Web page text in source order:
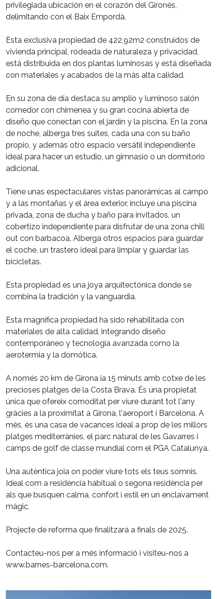
privilegiada ubicación en el corazón del Gironès,
delimitando con el Baix Empordà.
Esta exclusiva propiedad de 422,92m2 construidos de
vivienda principal, rodeada de naturaleza y privacidad,
está distribuida en dos plantas luminosas y está diseñada
con materiales y acabados de la más alta calidad.
En su zona de día destaca su amplio y luminoso salón
comedor con chimenea y su gran cocina abierta de
diseño que conectan con el jardín y la piscina. En la zona
de noche, alberga tres suites, cada una con su baño
propio, y además otro espacio versátil independiente
ideal para hacer un estudio, un gimnasio o un dormitorio
adicional.
Tiene unas espectaculares vistas panorámicas al campo
y a las montañas y el área exterior, incluye una piscina
privada, zona de ducha y baño para invitados, un
cobertizo independiente para disfrutar de una zona chill
out con barbacoa. Alberga otros espacios para guardar
el coche, un trastero ideal para limpiar y guardar las
bicicletas.
Esta propiedad es una joya arquitectónica donde se
combina la tradición y la vanguardia.
Esta magnífica propiedad ha sido rehabilitada con
materiales de alta calidad, integrando diseño
contemporáneo y tecnologia avanzada como la
aerotermia y la domótica.
A només 20 km de Girona ia 15 minuts amb cotxe de les
precioses platges de la Costa Brava. És una propietat
única que ofereix comoditat per viure durant tot l'any
gràcies a la proximitat a Girona, l'aeroport i Barcelona. A
més, és una casa de vacances ideal a prop de les millors
platges mediterrànies, el parc natural de les Gavarres i
camps de golf de classe mundial com el PGA Catalunya.
Una autèntica joia on poder viure tots els teus somnis.
Ideal com a residència habitual o segona residència per
als que busquen calma, confort i estil en un enclavament
màgic.
Projecte de reforma que finalitzarà a finals de 2025.
Contacteu-nos per a més informació i visiteu-nos a
www.barnes-barcelona.com.